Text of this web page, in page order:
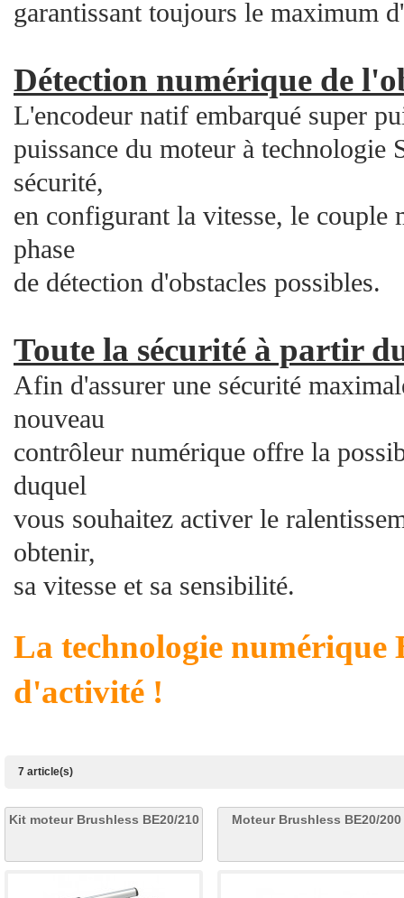
garantissant toujours le maximum
Détection numérique de
L'encodeur natif embarqué super
puissance du moteur à technologie
sécurité,
en configurant la vitesse, le couple
phase
de détection d'obstacles possibles.
Toute la sécurité à partir
Afin d'assurer une sécurité
nouveau
contrôleur numérique offre la
duquel
vous souhaitez activer le
obtenir,
sa vitesse et sa sensibilité.
La technologie numérique
d'activité !
7 article(s)
Kit moteur Brushless BE20/210 Moteur Brushless BE20/200